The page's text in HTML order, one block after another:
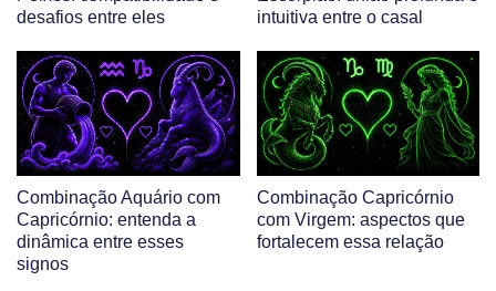
desafios entre eles
intuitiva entre o casal
Combinação Aquário com
Capricórnio: entenda a
dinâmica entre esses
signos
Combinação Capricórnio
com Virgem: aspectos que
fortalecem essa relação